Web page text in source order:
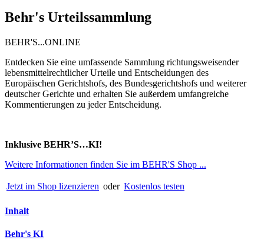
Behr's Urteilssammlung
BEHR'S...ONLINE
Entdecken Sie eine umfassende Sammlung richtungsweisender
lebensmittelrechtlicher Urteile und Entscheidungen des
Europäischen Gerichtshofs, des Bundesgerichtshofs und weiterer
deutscher Gerichte und erhalten Sie außerdem umfangreiche
Kommentierungen zu jeder Entscheidung.
Inklusive BEHR’S…KI!
Weitere Informationen finden Sie im BEHR'S Shop ...
Jetzt im Shop lizenzieren oder Kostenlos testen
Inhalt
Behr's KI